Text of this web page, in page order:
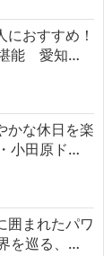
におすすめ！
堪能 愛知…
かな休日を楽
小田原ド…
囲まれたパワ
を巡る、…